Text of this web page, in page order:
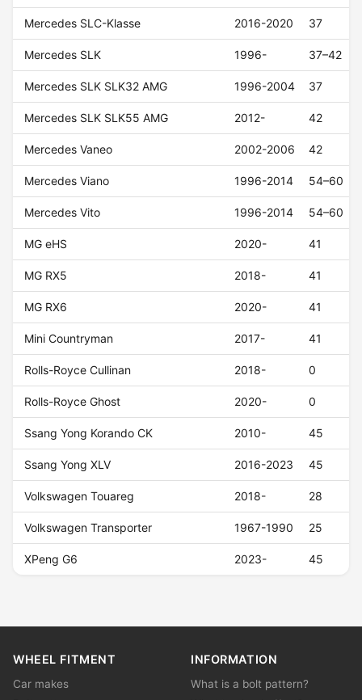
Mercedes SLC-Klasse 2016-2020 37
Mercedes SLK 1996- 37–42
Mercedes SLK SLK32 AMG 1996-2004 37
Mercedes SLK SLK55 AMG 2012- 42
Mercedes Vaneo 2002-2006 42
Mercedes Viano 1996-2014 54–60
Mercedes Vito 1996-2014 54–60
MG eHS 2020- 41
MG RX5 2018- 41
MG RX6 2020- 41
Mini Countryman 2017- 41
Rolls-Royce Cullinan 2018- 0
Rolls-Royce Ghost 2020- 0
Ssang Yong Korando CK 2010- 45
Ssang Yong XLV 2016-2023 45
Volkswagen Touareg 2018- 28
Volkswagen Transporter 1967-1990 25
XPeng G6 2023- 45
WHEEL FITMENT
Car makes
INFORMATION
What is a bolt pattern?